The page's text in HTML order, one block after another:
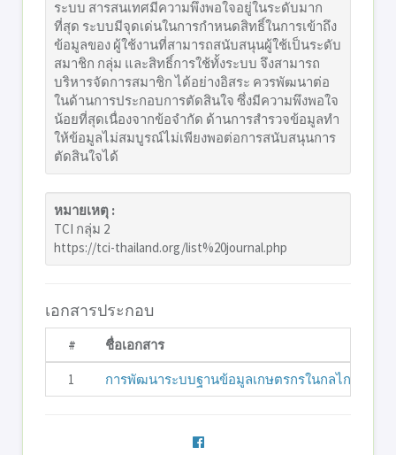
ระบบ สารสนเทศมีความพึงพอใจอยู่ในระดับมาก
ที่สุด ระบบมีจุดเด่นในการกําหนดสิทธิ์ในการเข้าถึง
ข้อมูลของ ผู้ใช้งานที่สามารถสนับสนุนผู้ใช้เป็นระดับ
สมาชิก กลุ่ม และสิทธิ์การใช้ทั้งระบบ จึงสามารถ
บริหารจัดการสมาชิก ได้อย่างอิสระ ควรพัฒนาต่อ
ในด้านการประกอบการตัดสินใจ ซึ่งมีความพึงพอใจ
น้อยที่สุดเนื่องจากข้อจํากัด ด้านการสํารวจข้อมูลทํา
ให้ข้อมูลไม่สมบูรณ์ไม่เพียงพอต่อการสนับสนุนการ
ตัดสินใจได้
หมายเหตุ :
TCI กลุ่ม 2
https://tci-thailand.org/list%20journal.php
เอกสารประกอบ
# ชื่อเอกสาร
1 การพัฒนาระบบฐานข้อมูลเกษตรกรในกลไกตลาด